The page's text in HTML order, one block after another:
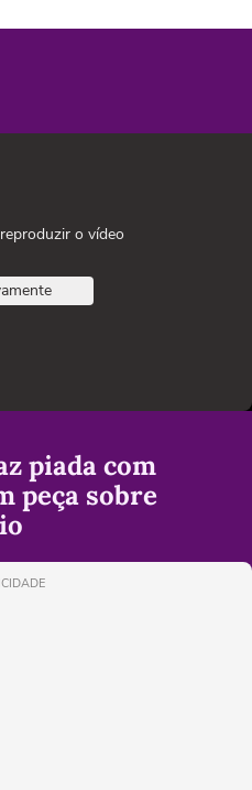
o vídeo
piada com
peça sobre